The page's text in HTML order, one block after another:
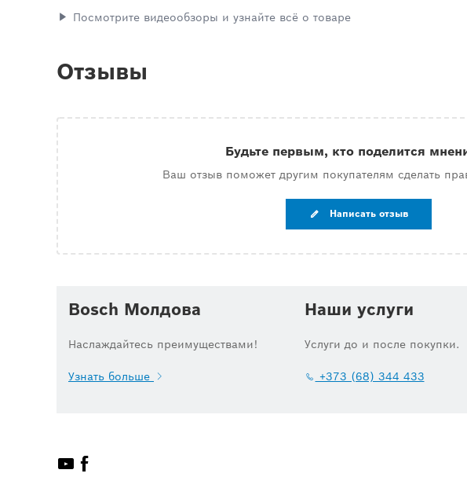
Посмотрите видеообзоры и узнайте всё о товаре
Отзывы
Будьте первым, кто поделится
Ваш отзыв поможет другим покупателям сделать
Написать отзыв
Bosch Молдова
Наслаждайтесь преимуществами!
Узнать больше
Наши услуги
Услуги до и после покупки.
+373 (68) 344 433